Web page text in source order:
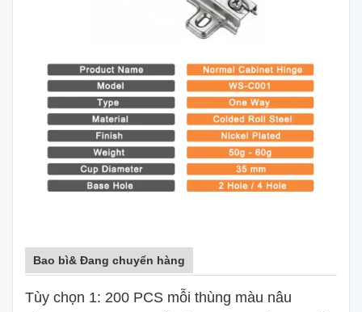
Bao bì& Đang chuyển hàng
Tùy chọn 1: 200 PCS mỗi thùng màu nâu